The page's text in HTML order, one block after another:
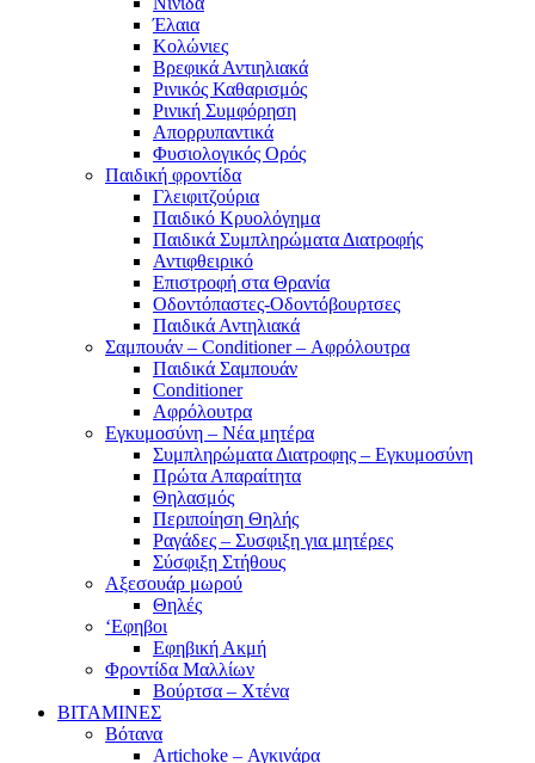
Έλαια
Κολώνιες
Βρεφικά Αντιηλιακά
Ρινικός Καθαρισμός
Ρινική Συμφόρηση
Απορρυπαντικά
Φυσιολογικός Ορός
Παιδική φροντίδα
Γλειφιτζούρια
Παιδικό Κρυολόγημα
Παιδικά Συμπληρώματα Διατροφής
Αντιφθειρικό
Επιστροφή στα Θρανία
Οδοντόπαστες-Οδοντόβουρτσες
Παιδικά Αντηλιακά
Σαμπουάν – Conditioner – Αφρόλουτρα
Παιδικά Σαμπουάν
Conditioner
Αφρόλουτρα
Εγκυμοσύνη – Νέα μητέρα
Συμπληρώματα Διατροφης – Εγκυμοσύνη
Πρώτα Απαραίτητα
Θηλασμός
Περιποίηση Θηλής
Ραγάδες – Συσφιξη για μητέρες
Σύσφιξη Στήθους
Αξεσουάρ μωρού
Θηλές
‘Εφηβοι
Εφηβική Ακμή
Φροντίδα Μαλλίων
Βούρτσα – Χτένα
ΒΙΤΑΜΙΝΕΣ
Βότανα
Artichoke – Αγκινάρα